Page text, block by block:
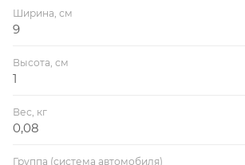
Ширина, см
9
Высота, см
1
Вес, кг
0,08
Группа (система автомобиля)